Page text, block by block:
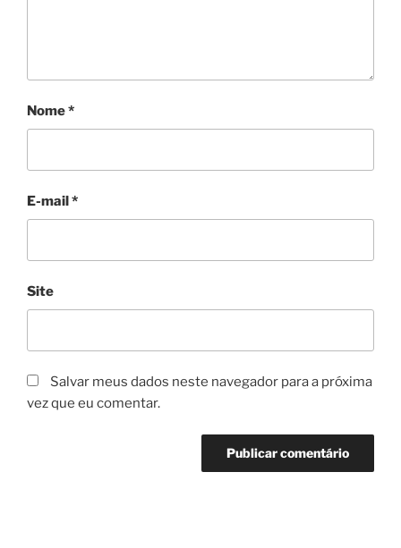
Nome*
E-mail*
Site
Salvar meus dados neste navegador para a próxima
vez que eu comentar.